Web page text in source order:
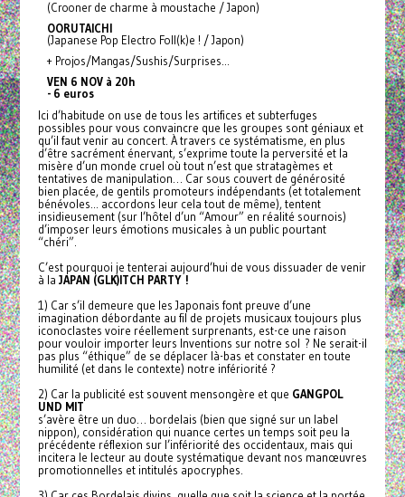
(Crooner de charme à moustache / Japon)
OORUTAICHI
(Japanese Pop Electro Foll(k)e ! / Japon)
+ Projos/Mangas/Sushis/Surprises…
VEN 6 NOV à 20h
- 6 euros
Ici d’habitude on use de tous les artifices et subterfuges
possibles pour vous convaincre que les groupes sont géniaux et
qu’il faut venir au concert. À travers ce systématisme, en plus
d’être sacrément énervant, s’exprime toute la perversité et la
misère d’un monde cruel où tout n’est que stratagèmes et
tentatives de manipulation… Car sous couvert de générosité
bien placée, de gentils promoteurs indépendants (et totalement
bénévoles... accordons leur cela tout de même), tentent
insidieusement (sur l’hôtel d’un “Amour” en réalité sournois)
d’imposer leurs émotions musicales à un public pourtant
“chéri”.
C’est pourquoi je tenterai aujourd’hui de vous dissuader de venir
à la JAPAN (GLK)ITCH PARTY !
1) Car s’il demeure que les Japonais font preuve d’une
imagination débordante au fil de projets musicaux toujours plus
iconoclastes voire réellement surprenants, est-ce une raison
pour vouloir importer leurs Inventions sur notre sol ? Ne serait-il
pas plus “éthique” de se déplacer là-bas et constater en toute
humilité (et dans le contexte) notre infériorité ?
2) Car la publicité est souvent mensongère et que GANGPOL
UND MIT
s’avère être un duo… bordelais (bien que signé sur un label
nippon), considération qui nuance certes un temps soit peu la
précédente réflexion sur l’infériorité des occidentaux, mais qui
incitera le lecteur au doute systématique devant nos manœuvres
promotionnelles et intitulés apocryphes.